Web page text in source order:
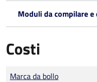
Moduli da compilare
Costi
Tipo di pagamento
Importo
Marca da bollo